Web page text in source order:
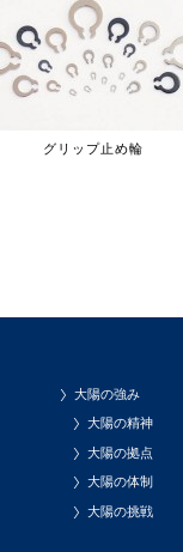
グリップ止め輪
大陽の強み
大陽の精神
大陽の拠点
大陽の体制
大陽の挑戦